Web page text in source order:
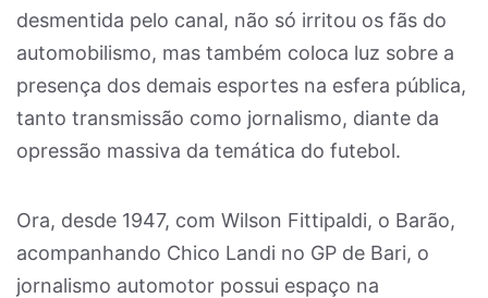
desmentida pelo canal, não só irritou os fãs do
automobilismo, mas também coloca luz sobre a
presença dos demais esportes na esfera pública,
tanto transmissão como jornalismo, diante da
opressão massiva da temática do futebol.
Ora, desde 1947, com Wilson Fittipaldi, o Barão,
acompanhando Chico Landi no GP de Bari, o
jornalismo automotor possui espaço na